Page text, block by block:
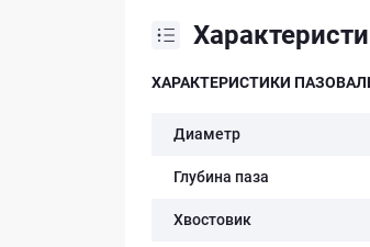
ХАРАКТЕРИСТИКИ
Диаметр
Глубина паза
Хвостовик